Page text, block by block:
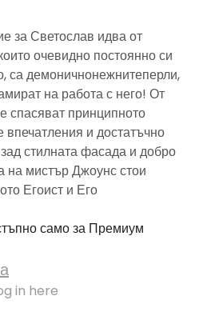
за Светослав идва от
очевидно постоянно си
са демоничнонежнитеперли,
на работа с него! От
спасяват принципното
и достатъчно
стилната фасада и добро
на мистър Джоунс стои
Егоист и Его
само за Премиум
in here